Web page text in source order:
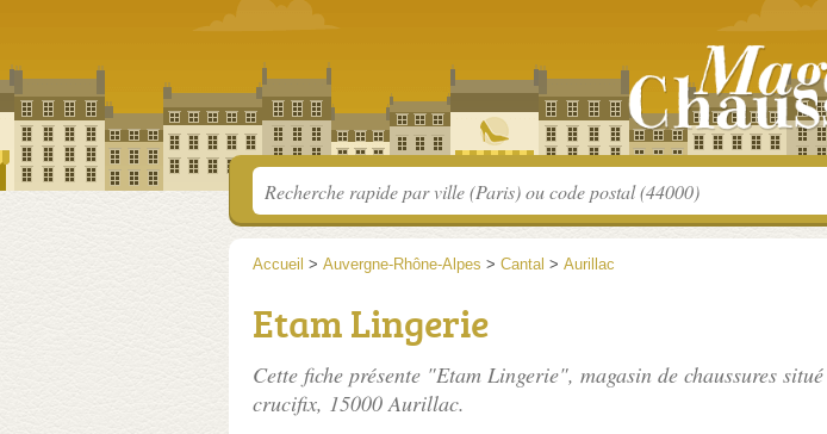
Accueil > Auvergne-Rhône-Alpes > Cantal > Aurillac
Etam Lingerie
Cette fiche présente "Etam Lingerie", magasin de chaussures situé
crucifix, 15000 Aurillac.